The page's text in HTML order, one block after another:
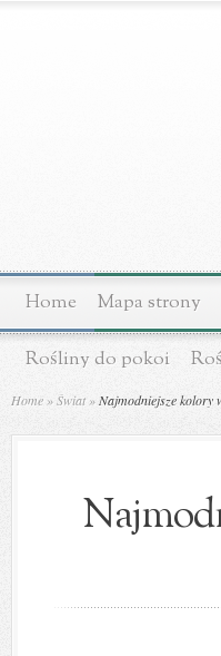
Home Mapa strony
Rośliny do pokoi
Home »Świat »Najmodniejsze kolory